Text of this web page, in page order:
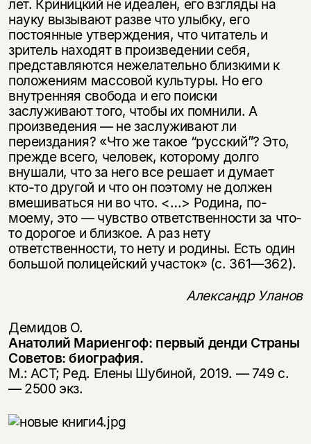
лет. Криницкий не идеален, его взгляды на
науку вызывают разве что улыбку, его
постоянные утверждения, что читатель и
зритель находят в произведении себя,
представляются нежелательно близкими к
положениям массовой культуры. Но его
внутренняя свобода и его поиски
заслуживают того, чтобы их помнили. А
произведения — не заслуживают ли
переиздания? «Что же такое “русский”? Это,
прежде всего, человек, которому долго
внушали, что за него все решает и думает
кто-то другой и что он поэтому не должен
вмешиваться ни во что. <…> Родина, по-
моему, это — чувство ответственности за что-
то дорогое и близкое. А раз нету
ответственности, то нету и родины. Есть один
большой полицейский участок» (с. 361—362).
Александр Уланов
Демидов О.
Анатолий Мариенгоф: первый денди Страны
Советов: биография.
М.: АСТ; Ред. Елены Шубиной, 2019. — 749 с.
— 2500 экз.